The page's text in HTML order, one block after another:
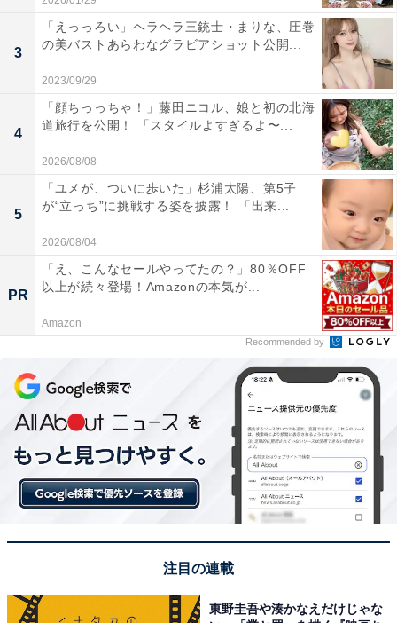
3
「えっっろい」ヘラヘラ三銃士・まりな、圧巻
の美バストあらわなグラビアショット公開...
2023/09/29
4
「顔ちっっちゃ！」藤田ニコル、娘と初の北海
道旅行を公開！ 「スタイルよすぎるよ〜...
2026/08/08
5
「ユメが、ついに歩いた」杉浦太陽、第5子
が“立っち”に挑戦する姿を披露！ 「出来...
2026/08/04
PR
「え、こんなセールやってたの？」80％OFF
以上が続々登場！Amazonの本気が...
Amazon
Recommended by
注目の連載
東野圭吾や湊かなえだけじゃな